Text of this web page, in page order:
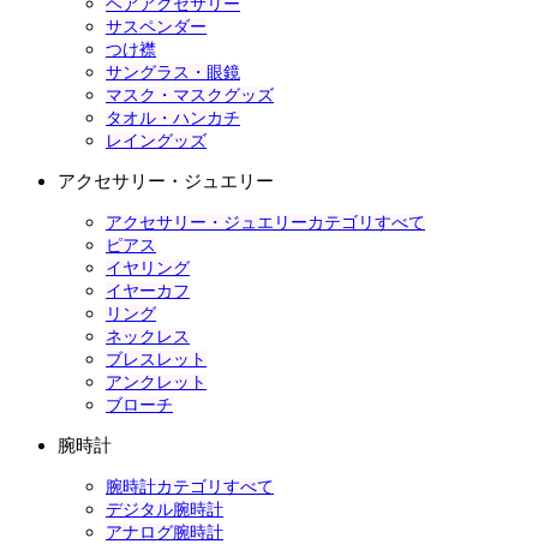
ヘアアクセサリー
サスペンダー
つけ襟
サングラス・眼鏡
マスク・マスクグッズ
タオル・ハンカチ
レイングッズ
アクセサリー・ジュエリー
アクセサリー・ジュエリーカテゴリすべて
ピアス
イヤリング
イヤーカフ
リング
ネックレス
ブレスレット
アンクレット
ブローチ
腕時計
腕時計カテゴリすべて
デジタル腕時計
アナログ腕時計